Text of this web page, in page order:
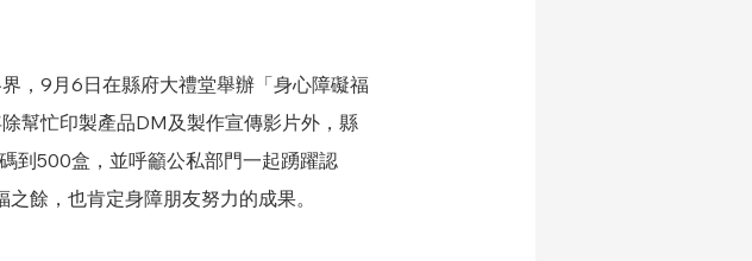
，9月6日在縣府大禮堂舉辦「身心障礙福
幫忙印製產品DM及製作宣傳影片外，縣
到500盒，並呼籲公私部門一起踴躍認
餘，也肯定身障朋友努力的成果。